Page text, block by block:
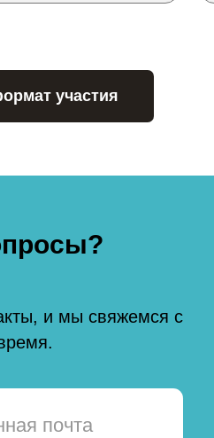
свой прогресс и
развитие
участия
и мы свяжемся с